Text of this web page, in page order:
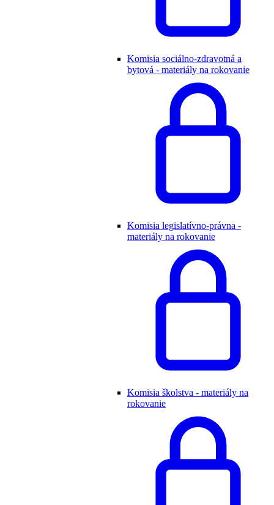
Komisia sociálno-zdravotná a
bytová - materiály na rokovanie
Komisia legislatívno-právna -
materiály na rokovanie
Komisia školstva - materiály na
rokovanie